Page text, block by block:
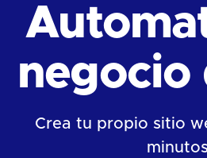
negocio
Crea tu propio sitio
minutos